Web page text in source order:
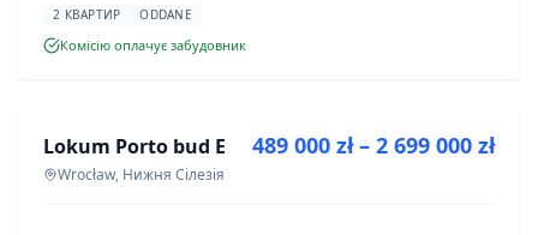
2 КВАРТИР ODDANE
Комісію оплачує забудовник
ІНВЕСТИЦІЯ
Lokum Porto bud E
Wrocław, Нижня Сілезія
489 000 zł – 2 699 000 zł